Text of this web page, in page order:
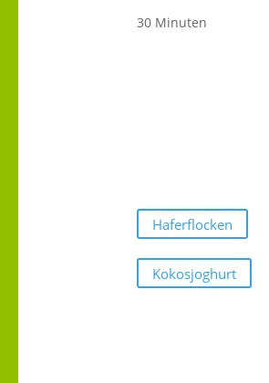
30 Minuten
Haferflocken
Kokosjoghurt